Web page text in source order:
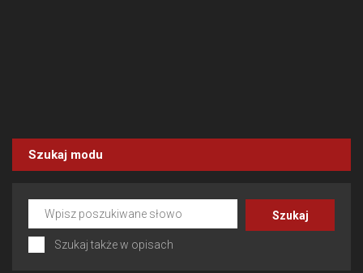
Szukaj modu
Szukaj także w opisach